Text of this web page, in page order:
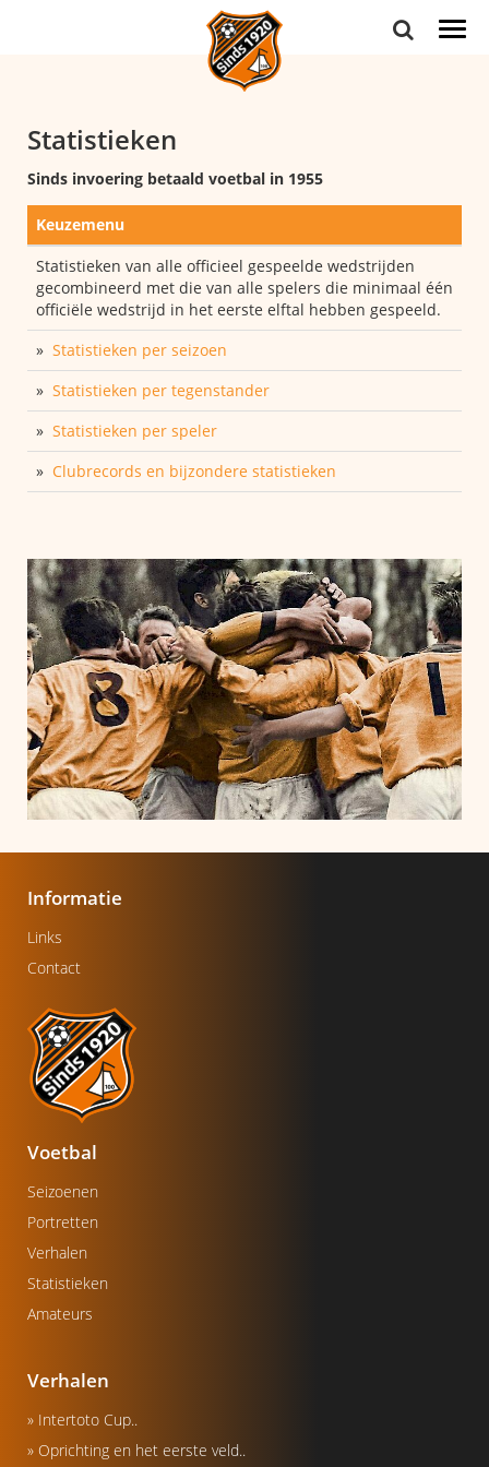
Statistieken
Sinds invoering betaald voetbal in 1955
Keuzemenu
Statistieken van alle officieel gespeelde wedstrijden
gecombineerd met die van alle spelers die minimaal één
officiële wedstrijd in het eerste elftal hebben gespeeld.
» Statistieken per seizoen
» Statistieken per tegenstander
» Statistieken per speler
» Clubrecords en bijzondere statistieken
Informatie
Links
Contact
Voetbal
Seizoenen
Portretten
Verhalen
Statistieken
Amateurs
Verhalen
» Intertoto Cup..
» Oprichting en het eerste veld..